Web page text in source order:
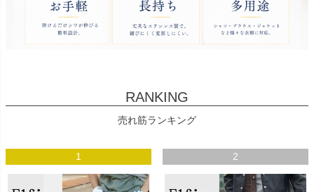
RANKING
売れ筋ランキング
1 2